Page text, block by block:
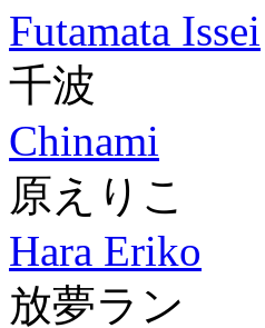
Futamata Issei
千波
Chinami
原えりこ
Hara Eriko
放夢ラン